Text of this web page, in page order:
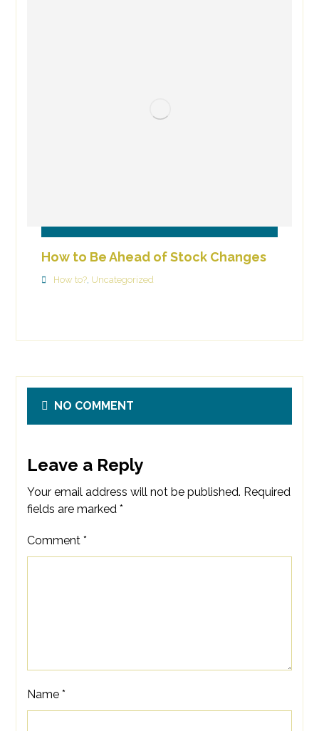
How to Be Ahead of Stock Changes
How to?, Uncategorized
NO COMMENT
Leave a Reply
Your email address will not be published. Required
fields are marked*
Comment*
Name*